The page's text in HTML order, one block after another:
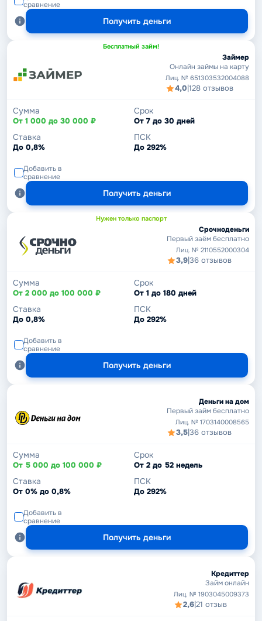
сравнение
Получить деньги
Бесплатный займ!
Займер
Онлайн займы на карту
Лиц. № 651303532004088
4,0|128 отзывов
Сумма
От 1 000 до 30 000 ₽
Срок
От 7 до 30 дней
Ставка
До 0,8%
ПСК
До 292%
Добавить в
сравнение
Получить деньги
Нужен только паспорт
Срочноденьги
Первый заём бесплатно
Лиц. № 2110552000304
3,9|36 отзывов
Сумма
От 2 000 до 100 000 ₽
Срок
От 1 до 180 дней
Ставка
До 0,8%
ПСК
До 292%
Добавить в
сравнение
Получить деньги
Деньги на дом
Первый займ бесплатно
Лиц. № 1703140008565
3,5|36 отзывов
Сумма
От 5 000 до 100 000 ₽
Срок
От 2 до 52 недель
Ставка
От 0% до 0,8%
ПСК
До 292%
Добавить в
сравнение
Получить деньги
Кредиттер
Займ онлайн
Лиц. № 1903045009373
2,6|21 отзыв